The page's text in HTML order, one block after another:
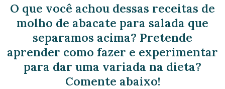
O que você achou dessas receitas de
molho de abacate para salada que
separamos acima? Pretende
aprender como fazer e experimentar
para dar uma variada na dieta?
Comente abaixo!